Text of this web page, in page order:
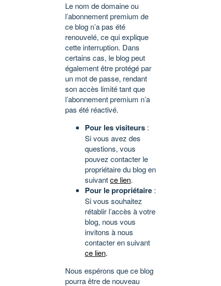
Le nom de domaine ou
l’abonnement premium de
ce blog n’a pas été
renouvelé, ce qui explique
cette interruption. Dans
certains cas, le blog peut
également être protégé par
un mot de passe, rendant
son accès limité tant que
l’abonnement premium n’a
pas été réactivé.
Pour les visiteurs :
Si vous avez des
questions, vous
pouvez contacter le
propriétaire du blog en
suivantce lien.
Pour le propriétaire :
Si vous souhaitez
rétablir l’accès à votre
blog, nous vous
invitons à nous
contacter en suivant
ce lien.
Nous espérons que ce blog
pourra être de nouveau